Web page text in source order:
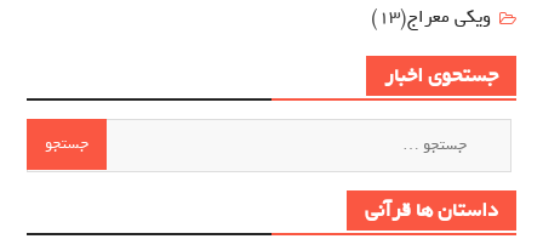
ویکی معراج(13)
جستحوی اخبار
داستان ها قرآنی